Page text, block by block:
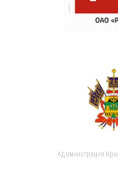
Администрация